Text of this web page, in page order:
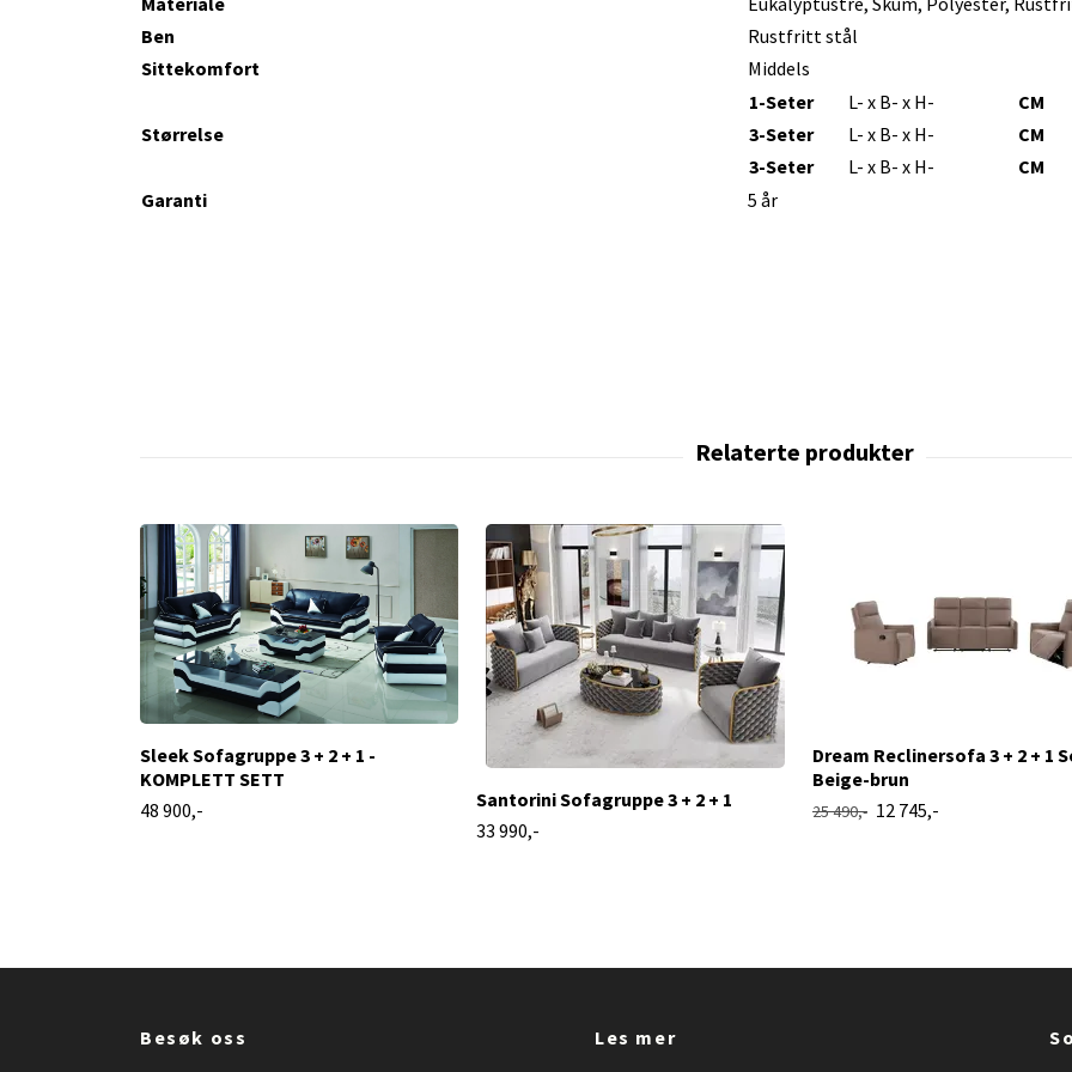
Ben
Rustfritt stål
Sittekomfort
Middels
Størrelse
1-Seter L- x B- x H-
CM
3-Seter
L- x B- x H-
CM
3-Seter
L- x B- x H-
CM
Garanti
5 år
Sleek Sofagruppe 3 + 2 + 1 -
KOMPLETT SETT
48 900,-
Santorini Sofagruppe 3 + 2 + 1
33 990,-
Dream Reclinersofa 3 + 2 + 1
Beige-brun
25 490,- 12 745,-
Besøk oss Les mer